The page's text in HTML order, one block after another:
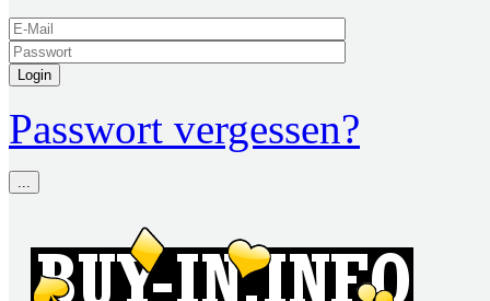
Login
Passwort vergessen?